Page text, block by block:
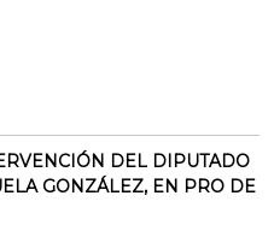
DEL DIPUTADO
GONZÁLEZ, EN PRO DE